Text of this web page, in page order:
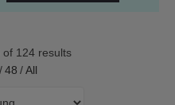
of 124 results
/ 48 / All